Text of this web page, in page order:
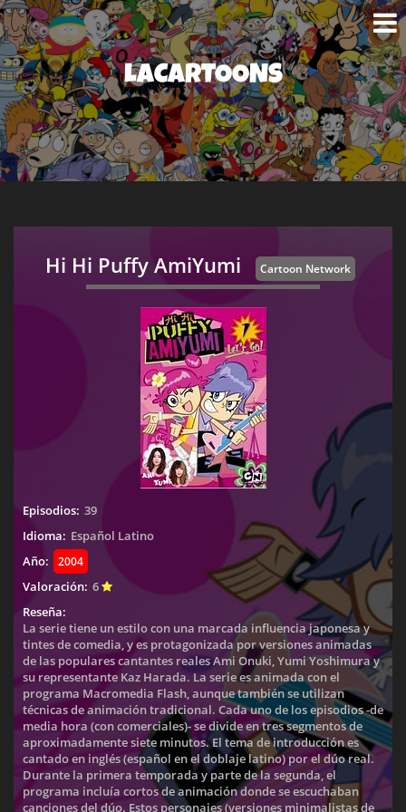
LACARTOONS
Hi Hi Puffy AmiYumi Cartoon Network
Episodios: 39
Idioma: Español Latino
Año:
2004
Valoración: 6
Reseña:
La serie tiene un estilo con una marcada influencia japonesa y
tintes de comedia, y es protagonizada por versiones animadas
de las populares cantantes reales Ami Onuki, Yumi Yoshimura y
su representante Kaz Harada. La serie es animada con el
programa Macromedia Flash, aunque también se utilizan
técnicas de animación tradicional. Cada uno de los episodios -de
media hora (con comerciales)- se divide en tres segmentos de
aproximadamente siete minutos. El tema de introducción es
cantado en inglés (español en el doblaje latino) por el dúo real.
Durante la primera temporada y parte de la segunda, el
programa incluía cortos de animación donde se escuchaban
canciones del dúo. Estos personajes (versiones minimalistas de